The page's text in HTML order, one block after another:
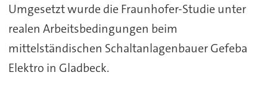
Umgesetzt wurde die Fraunhofer-Studie unter
realen Arbeitsbedingungen beim
mittelständischen Schaltanlagenbauer Gefeba
Elektro in Gladbeck.